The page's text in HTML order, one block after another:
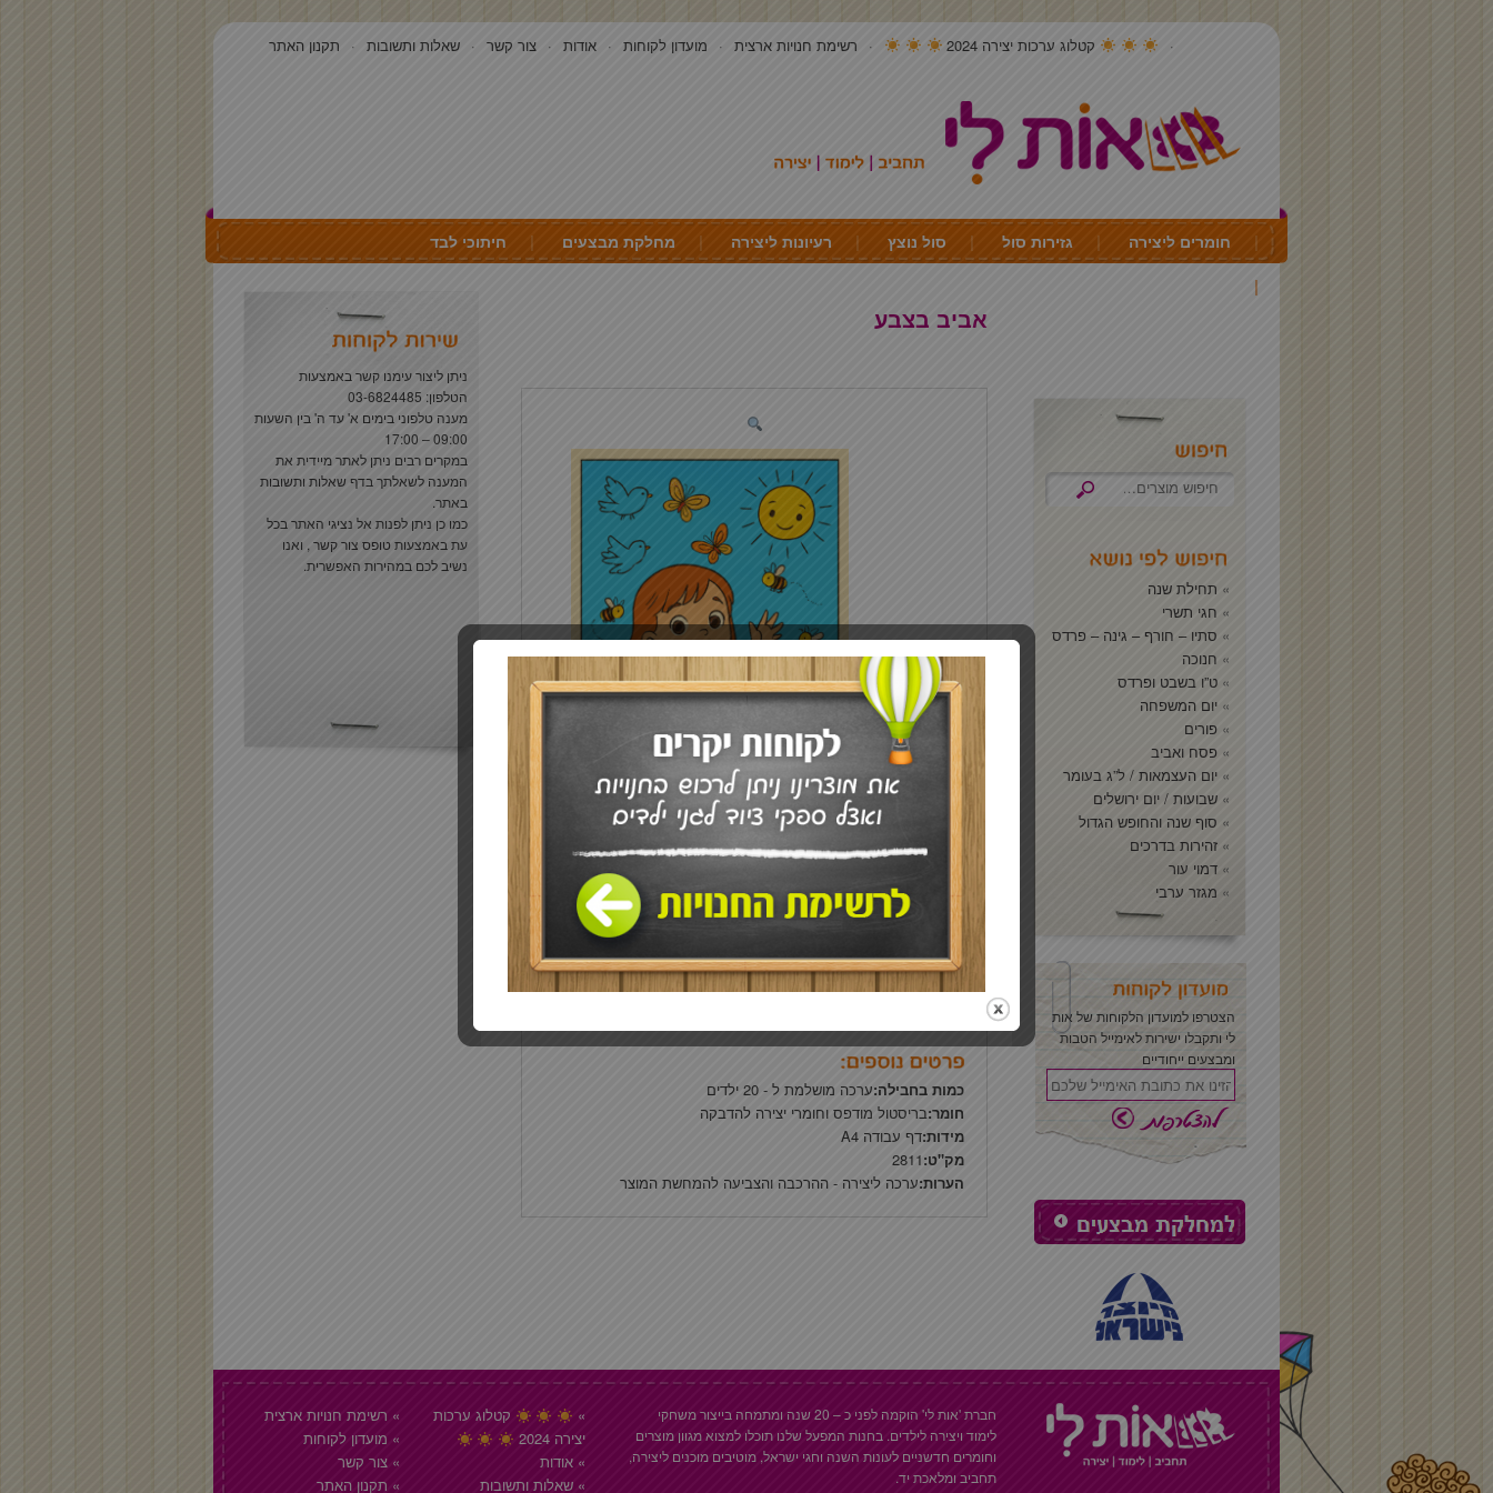
קטלוג ערכות יצירה 2024 רשימת חנויות ארצית מועדון לקוחות אודות צור קשר שאלות ותשובות תקנון האתר
חומרים ליצירה גזירות סול סול נוצץ רעיונות ליצירה מחלקת מבצעים
חיתוכי לבד
תחילת שנה
חגי תשרי
סתיו – חורף – גינה – פרדס
חנוכה
ט”ו בשבט ופרדס
יום המשפחה
פורים
פסח ואביב
יום העצמאות / ל”ג בעומר
שבועות / יום ירושלים
סוף שנה והחופש הגדול
זהירות בדרכים
דמוי עור
מגזר ערבי
הצטרפו למועדון הלקוחות של אות
לי ותקבלו ישירות לאימייל הטבות
ומבצעים ייחודיים
אביב בצבע
כמות בחבילה:ערכה מושלמת ל - 20 ילדים
חומר:בריסטול מודפס וחומרי יצירה להדבקה
מידות:דף עבודה A4
מק"ט:2811
הערות:ערכה ליצירה - ההרכבה והצביעה להמחשת המוצר
ניתן ליצור עימנו קשר באמצעות
הטלפון: 03-6824485
מענה טלפוני בימים א' עד ה' בין השעות
09:00 – 17:00
במקרים רבים ניתן לאתר מיידית את
המענה לשאלתך בדףשאלות ותשובות
באתר.
כמו כן ניתן לפנות אל נציגי האתר בכל
עת באמצעות טופס צור קשר , ואנו
נשיב לכם במהירות האפשרית.
חברת 'אות לי' הוקמה לפני כ – 20 שנה ומתמחה בייצור משחקי
לימוד ויצירה לילדים. בחנות המפעל שלנו תוכלו למצוא מגוון מוצרים
וחומרים חדשניים לעונות השנה וחגי ישראל, מוטיבים מוכנים ליצירה,
תחביב ומלאכת יד.
קטלוג ערכות
יצירה 2024
רשימת חנויות ארצית
מועדון לקוחות
אודות
צור קשר
שאלות ותשובות
תקנון האתר